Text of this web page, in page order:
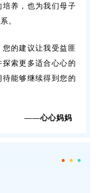
养，也为我们母子
。
您的建议让我受益匪
索更多适合心心的
待能够继续得到您的
——心心妈妈